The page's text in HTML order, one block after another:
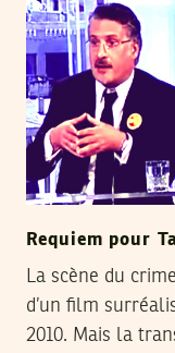
Requiem pour
La scène du
d’un film
2010. Mais la